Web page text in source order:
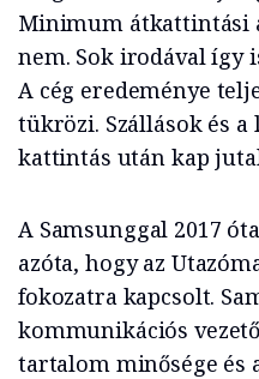
Minimum átkattintási
nem. Sok irodával így
A cég eredeménye
tükrözi. Szállások és a
kattintás után kap
A Samsunggal 2017
azóta, hogy az
fokozatra kapcsolt.
kommunikációs
tartalom minősége és